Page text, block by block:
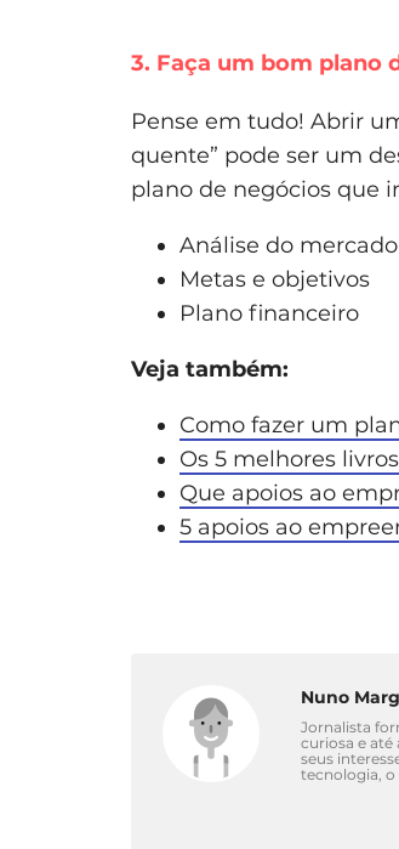
3. Faça um bom plano
Pense em tudo! Abrir
quente” pode ser um
plano de negócios que
Análise do mercado
Metas e objetivos
Plano financeiro
Veja também:
Como fazer um
Os 5 melhores
Que apoios ao
5 apoios ao
Nuno
Jornalista
curiosa e até
seus
tecnologia, o